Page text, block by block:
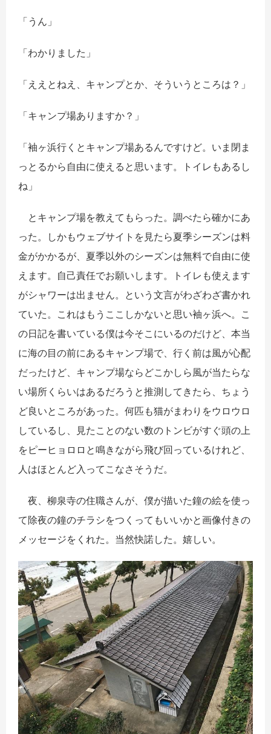
「うん」
「わかりました」
「ええとねえ、キャンプとか、そういうところは？」
「キャンプ場ありますか？」
「袖ヶ浜行くとキャンプ場あるんですけど。いま閉ま
っとるから自由に使えると思います。トイレもあるし
ね」
とキャンプ場を教えてもらった。調べたら確かにあ
った。しかもウェブサイトを見たら夏季シーズンは料
金がかかるが、夏季以外のシーズンは無料で自由に使
えます。自己責任でお願いします。トイレも使えます
がシャワーは出ません。という文言がわざわざ書かれ
ていた。これはもうここしかないと思い袖ヶ浜へ。こ
の日記を書いている僕は今そこにいるのだけど、本当
に海の目の前にあるキャンプ場で、行く前は風が心配
だったけど、キャンプ場ならどこかしら風が当たらな
い場所くらいはあるだろうと推測してきたら、ちょう
ど良いところがあった。何匹も猫がまわりをウロウロ
しているし、見たことのない数のトンビがすぐ頭の上
をピーヒョロロと鳴きながら飛び回っているけれど、
人はほとんど入ってこなさそうだ。
夜、柳泉寺の住職さんが、僕が描いた鐘の絵を使っ
て除夜の鐘のチラシをつくってもいいかと画像付きの
メッセージをくれた。当然快諾した。嬉しい。